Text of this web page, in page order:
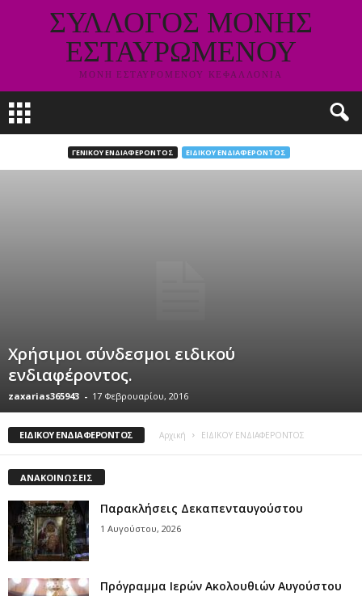
ΣΥΛΛΟΓΟΣ ΜΟΝΗΣ
ΕΣΤΑΥΡΩΜΕΝΟΥ
ΜΟΝΗ ΕΣΤΑΥΡΟΜΕΝΟΥ ΚΕΦΑΛΛΟΝΙΑ
ΓΕΝΙΚΟΥ ΕΝΔΙΑΦΕΡΟΝΤΟΣ ΕΙΔΙΚΟΥ ΕΝΔΙΑΦΕΡΟΝΤΟΣ
Χρήσιμοι σύνδεσμοι ειδικού
ενδιαφέροντος.
zaxarias365943 - 17 Φεβρουαρίου, 2016
ΕΙΔΙΚΟΥ ΕΝΔΙΑΦΕΡΟΝΤΟΣ Αρχική ΕΙΔΙΚΟΥ ΕΝΔΙΑΦΕΡΟΝΤΟΣ
ΑΝΑΚΟΙΝΩΣΕΙΣ
Παρακλήσεις Δεκαπενταυγούστου
1 Αυγούστου, 2026
Πρόγραμμα Ιερών Ακολουθιών Αυγούστου